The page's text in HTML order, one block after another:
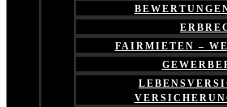
FAIRMIETEN –